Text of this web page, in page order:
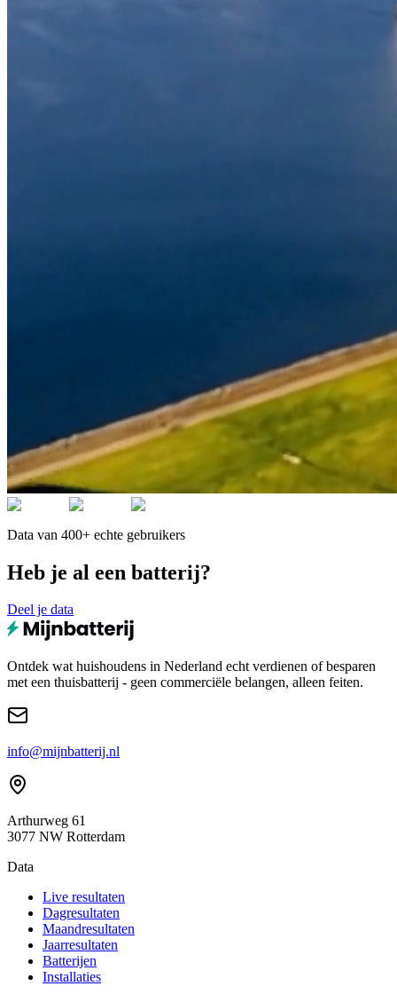
Data van 400+ echte gebruikers
Heb je al een batterij?
Deel je data
Ontdek wat huishoudens in Nederland echt verdienen of besparen
met een thuisbatterij - geen commerciële belangen, alleen feiten.
info@mijnbatterij.nl
Arthurweg 61
3077 NW Rotterdam
Data
Live resultaten
Dagresultaten
Maandresultaten
Jaarresultaten
Batterijen
Installaties